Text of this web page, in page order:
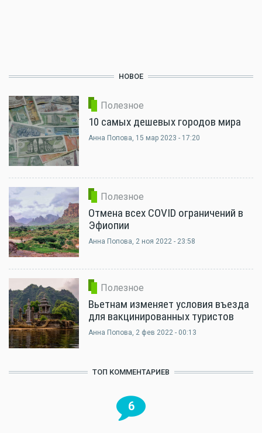
НОВОЕ
Полезное
10 самых дешевых городов мира
Анна Попова, 15 мар 2023 - 17:20
Полезное
Отмена всех COVID ограничений в
Эфиопии
Анна Попова, 2 ноя 2022 - 23:58
Полезное
Вьетнам изменяет условия въезда
для вакцинированных туристов
Анна Попова, 2 фев 2022 - 00:13
ТОП КОММЕНТАРИЕВ
6